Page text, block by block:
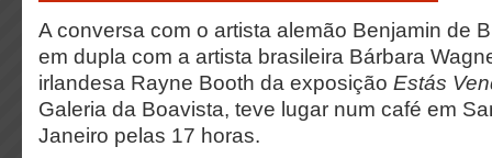
A conversa com o artista alemão Benjamin de
em dupla com a artista brasileira Bárbara
irlandesa Rayne Booth da exposição Estás
Galeria da Boavista, teve lugar num café em
Janeiro pelas 17 horas.